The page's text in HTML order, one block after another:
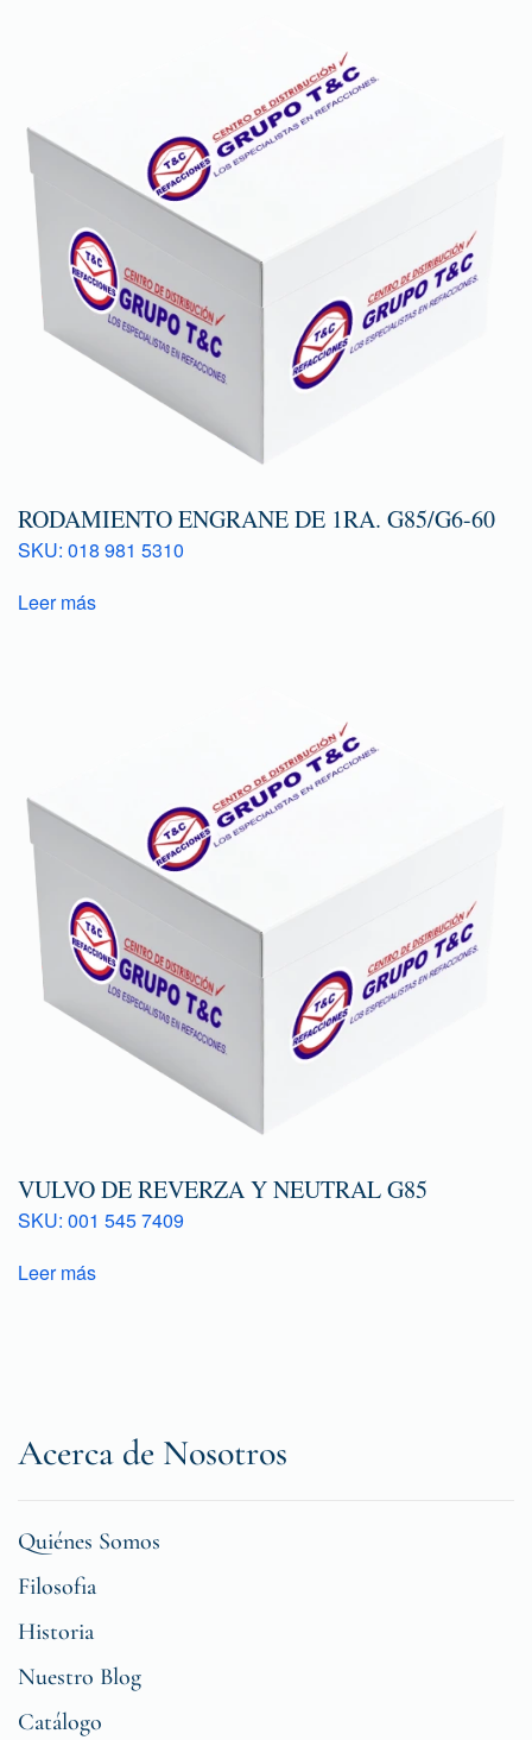
RODAMIENTO ENGRANE DE 1RA. G85/G6-60
SKU: 018 981 5310
Leer más
VULVO DE REVERZA Y NEUTRAL G85
SKU: 001 545 7409
Leer más
Acerca de Nosotros
Quiénes Somos
Filosofia
Historia
Nuestro Blog
Catálogo